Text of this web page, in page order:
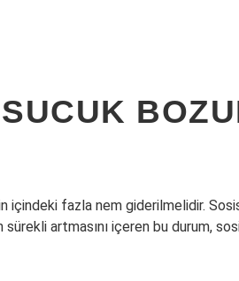
içindeki fazla nem giderilmelidir.
artmasını içeren bu durum,